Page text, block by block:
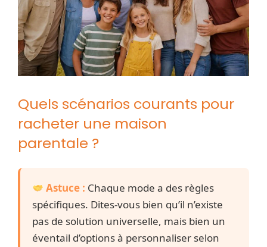
Quels scénarios courants pour
racheter une maison
parentale ?
Astuce : Chaque mode a des règles
spécifiques. Dites-vous bien qu’il n’existe
pas de solution universelle, mais bien un
éventail d’options à personnaliser selon